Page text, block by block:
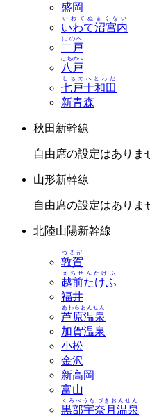
盛岡
いわて沼宮内
いわてぬまくない
二戸
にのへ
八戸
はちのへ
七戸十和田
しちのへとわだ
新青森
秋田新幹線
自由席の設定はありま
山形新幹線
自由席の設定はありま
北陸山陽新幹線
敦賀
つるが
越前たけふ
えちぜんたけふ
福井
芦原温泉
あわらおんせん
加賀温泉
小松
金沢
新高岡
富山
黒部宇奈月温泉
くろべうなづきおんせん